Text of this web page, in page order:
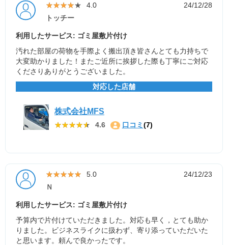
★★★★★
★★★★★ 4.0
24/12/28
トッチー
利用したサービス: ゴミ屋敷片付け
汚れた部屋の荷物を手際よく搬出頂き皆さんとても力持ちで
大変助かりました！またご近所に挨拶した際も丁寧にご対応
くださりありがとうございました。
対応した店舗
株式会社MFS
★★★★★
★★★★★ 4.6 口コミ (7)
★★★★★
★★★★★ 5.0
24/12/23
Ｎ
利用したサービス: ゴミ屋敷片付け
予算内で片付けていただきました。対応も早く，とても助か
りました。ビジネスライクに扱わず、寄り添っていただいた
と思います。頼んで良かったです。